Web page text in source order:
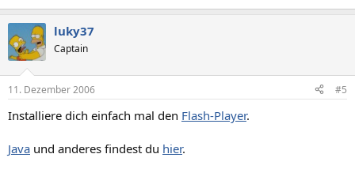
luky37
Captain
11. Dezember 2006 #5
Installiere dich einfach mal den Flash-Player.
Java und anderes findest du hier.